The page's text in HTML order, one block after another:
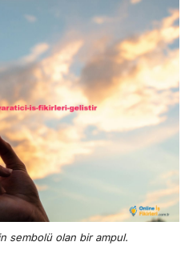
sembolü olan bir ampul.